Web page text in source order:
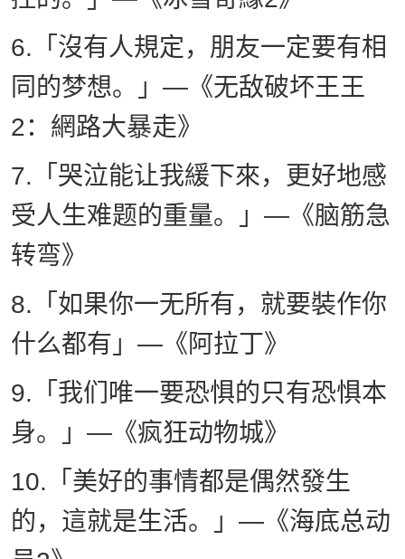
6.「沒有人規定，朋友一定要有相
同的梦想。」—《无敌破坏王王
2：網路大暴走》
7.「哭泣能让我緩下來，更好地感
受人生难题的重量。」—《脑筋急
转弯》
8.「如果你一无所有，就要裝作你
什么都有」—《阿拉丁》
9.「我们唯一要恐惧的只有恐惧本
身。」—《疯狂动物城》
10.「美好的事情都是偶然發生
的，這就是生活。」—《海底总动